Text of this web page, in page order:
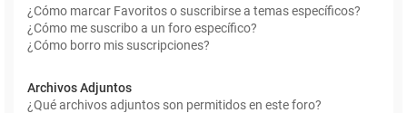
¿Cómo marcar Favoritos o suscribirse a temas específicos?
¿Cómo me suscribo a un foro específico?
¿Cómo borro mis suscripciones?
Archivos Adjuntos
¿Qué archivos adjuntos son permitidos en este foro?